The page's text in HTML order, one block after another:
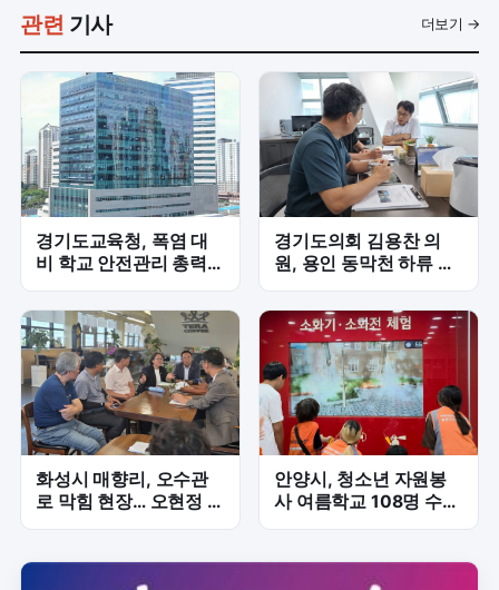
관련 기사 더보기 →
경기도교육청, 폭염 대
비 학교 안전관리 총력...
2학기 개학 만반 준비
경기도의회 김용찬 의
원, 용인 동막천 하류 재
해위험 해소 위한 하천정
비 속도전
화성시 매향리, 오수관
로 막힘 현장… 오현정 의
원, 주민 불편 해소 긴급
안양시, 청소년 자원봉
사 여름학교 108명 수
료…나눔 가치 배우다